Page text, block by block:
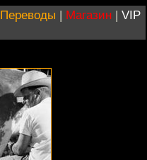
Переводы | Магазин | VIP